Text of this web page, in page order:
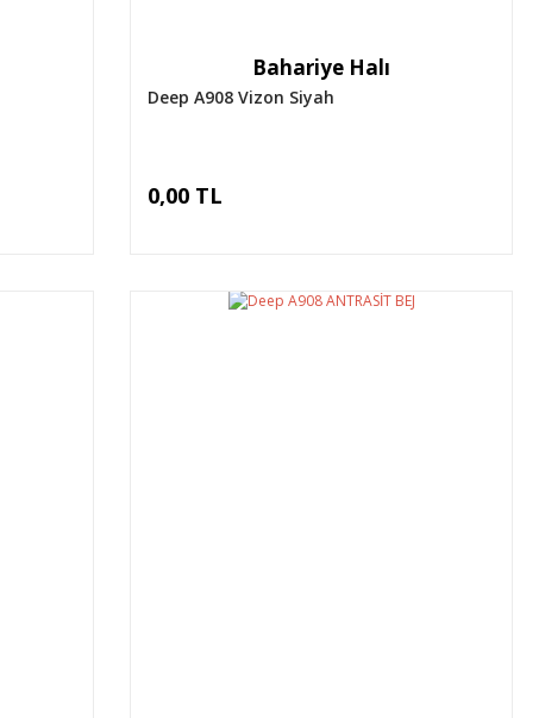
Bahariye Halı
Deep A908 Vizon Siyah
0,00 TL